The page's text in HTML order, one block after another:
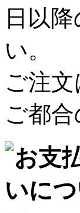
日以
い。
ご注
ご都